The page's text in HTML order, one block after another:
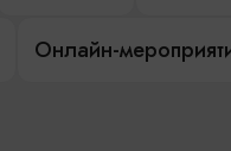
Онлайн-